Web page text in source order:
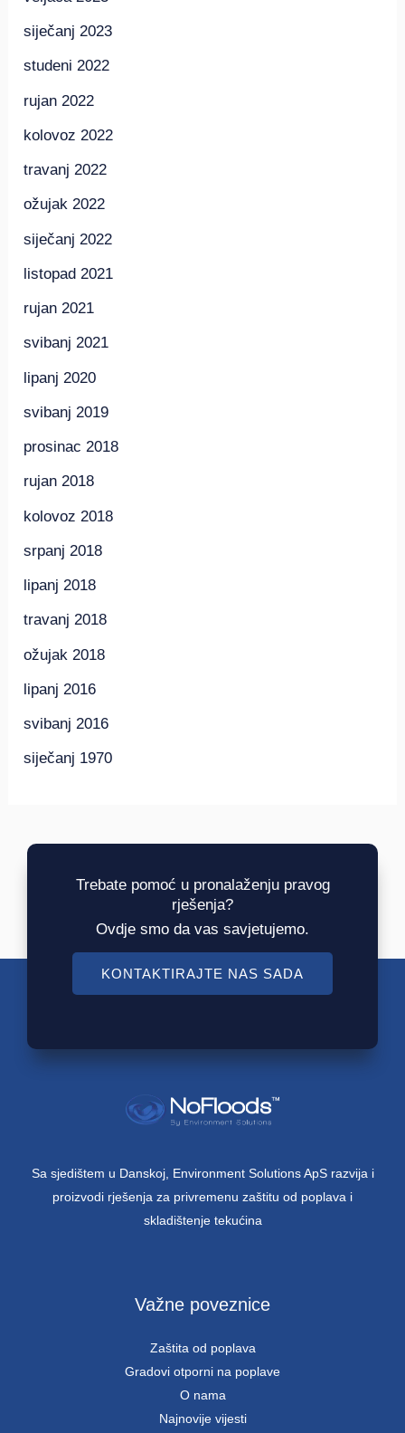
siječanj 2023
studeni 2022
rujan 2022
kolovoz 2022
travanj 2022
ožujak 2022
siječanj 2022
listopad 2021
rujan 2021
svibanj 2021
lipanj 2020
svibanj 2019
prosinac 2018
rujan 2018
kolovoz 2018
srpanj 2018
lipanj 2018
travanj 2018
ožujak 2018
lipanj 2016
svibanj 2016
siječanj 1970
Trebate pomoć u pronalaženju pravog
rješenja?
Ovdje smo da vas savjetujemo.
KONTAKTIRAJTE NAS SADA
Sa sjedištem u Danskoj, Environment Solutions ApS razvija i
proizvodi rješenja za privremenu zaštitu od poplava i
skladištenje tekućina
Važne poveznice
Zaštita od poplava
Gradovi otporni na poplave
O nama
Najnovije vijesti